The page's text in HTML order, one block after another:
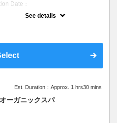
Date：
定の平日のみのクーポンです★
ポン●シャンプーブロー込●ロング料
せて頂きます●選べるシャンプー付き●
See details
Est. Duration：Approx. 1 hrs30 mins
ーガニックスパ